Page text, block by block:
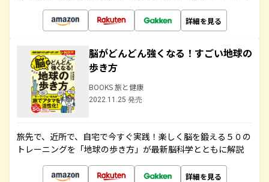
詳細を見る
脳がどんどん強くなる！すごい地球の
歩き方
BOOKS 旅と健康
2022.11.25 発売
旅先で、近所で、自宅で今すぐ実践！楽しく脳を鍛える５０の
トレーニングを「地球の歩き方」が最新脳科学とともに解説
詳細を見る